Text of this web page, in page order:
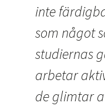
inte
som något
studiernas
arbetar
de glimtar